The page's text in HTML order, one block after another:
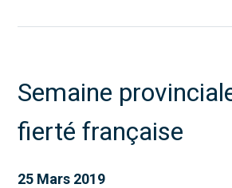
Semaine
fierté française
25 Mars 2019